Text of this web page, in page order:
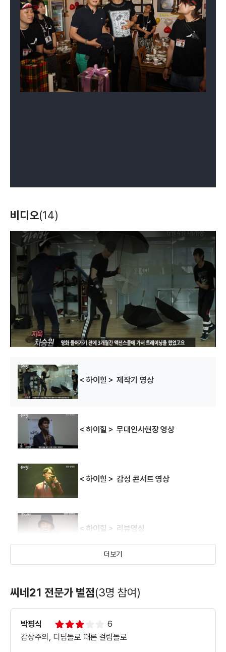
비디오(14)
d
n
.
＜하이힐＞ 제작기 영상
＜하이힐＞ 무대인사현장 영상
＜하이힐＞ 감성 콘서트 영상
＜하이힐＞ 리뷰영상
＜하이힐＞ 투표독려영상
더보기
씨네21 전문가 별점(3명 참여)
박평식
6
감상주의, 디딤돌로 때론 걸림돌로